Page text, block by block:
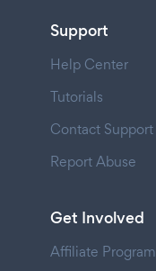
Support
Help Center
Tutorials
Contact Support
Report Abuse
Get Involved
Affiliate Program